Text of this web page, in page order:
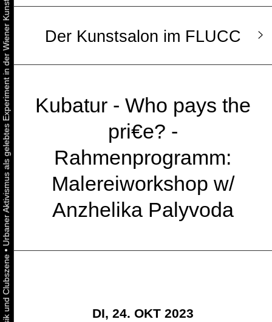
•
Urbaner Aktivismus als gelebtes Experiment in der Wiener Kunst-, Musik und Clubszene Der Kunstsalon im FLUCC
Kubatur - Who pays the
pri€e? -
Rahmenprogramm:
Malereiworkshop w/
Anzhelika Palyvoda
DI, 24. OKT 2023